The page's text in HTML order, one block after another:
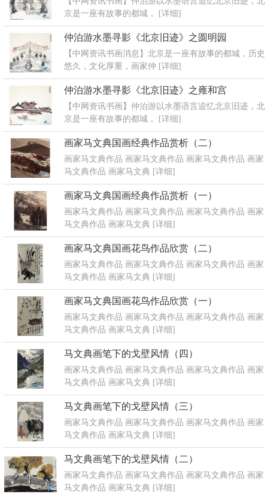
京是一座有故事的都城，
[详细]
仲泊游水墨寻影《北京旧迹》之圆明园
【中网资讯书画消息】北京是一座有故事的都城，历史
悠久，文化厚重，画家仲 [详细]
仲泊游水墨寻影《北京旧迹》之雍和宫
【中网资讯书画】仲泊游以水墨语言追忆北京旧迹，北
京是一座有故事的都城，
[详细]
画家马文典国画经典作品赏析（二）
画家马文典作品 画家马文典作品 画家马文典作品 画家
马文典作品 画家马文典 [详细]
画家马文典国画经典作品赏析（一）
画家马文典作品 画家马文典作品 画家马文典作品 画家
马文典作品 画家马文典 [详细]
画家马文典国画花鸟作品欣赏（二）
画家马文典作品 画家马文典作品 画家马文典作品 画家
马文典作品 画家马文典 [详细]
画家马文典国画花鸟作品欣赏（一）
画家马文典作品 画家马文典作品 画家马文典作品 画家
马文典作品 画家马文典 [详细]
马文典画笔下的戈壁风情（四）
画家马文典作品 画家马文典作品 画家马文典作品 画家
马文典作品 画家马文典 [详细]
马文典画笔下的戈壁风情（三）
画家马文典作品 画家马文典作品 画家马文典作品 画家
马文典作品 画家马文典 [详细]
马文典画笔下的戈壁风情（二）
画家马文典作品 画家马文典作品 画家马文典作品 画家
马文典作品 画家马文典 [详细]